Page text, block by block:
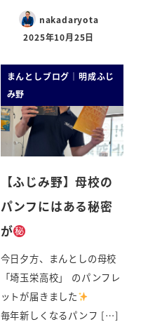
nakadaryota
2025年10月25日
まんとしブログ｜明成ふじ
み野
【ふじみ野】母校の
パンフにはある秘密
が
今日夕方、まんとしの母校
「埼玉栄高校」 のパンフレ
ットが届きました
毎年新しくなるパンフ […]